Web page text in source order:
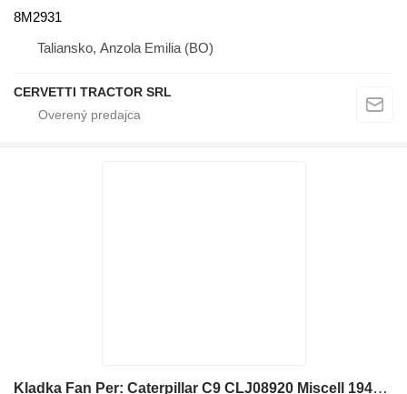
8M2931
Taliansko, Anzola Emilia (BO)
CERVETTI TRACTOR SRL
Kladka Fan Per: Caterpillar C9 CLJ08920 Miscell 1949464 na stavebného stroja Caterpillar